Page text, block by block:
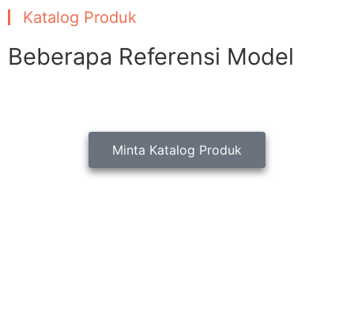
Katalog Produk
Beberapa Referensi Model
Minta Katalog Produk